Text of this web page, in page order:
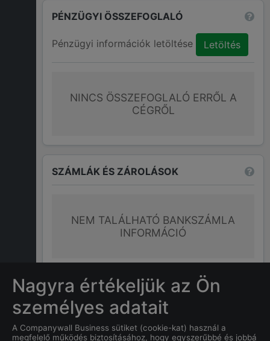
PÉNZÜGYI ÖSSZEFOGLALÓ
Pénzügyi információk letöltése Letöltés
NINCS ÖSSZEFOGLALÓ ERRŐL A
CÉGRŐL
SZÁMLÁK ÉS ZÁROLÁSOK
NEM TALÁLHATÓ BANKSZÁMLA
INFORMÁCIÓ
GYAKRAN ISMÉTELT KÉRDÉSEK
Nagyra értékeljük az Ön
személyes adatait
A Companywall Business sütiket (cookie-kat) használ a
megfelelő működés biztosításához, hogy egyszerűbbé és jobbá